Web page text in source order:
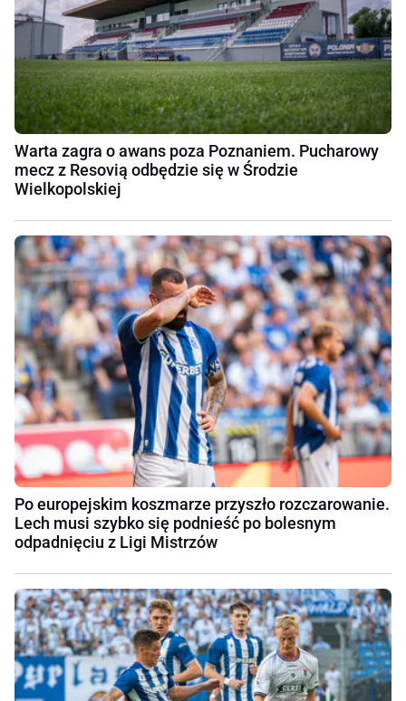
Warta zagra o awans poza Poznaniem. Pucharowy
mecz z Resovią odbędzie się w Środzie
Wielkopolskiej
Po europejskim koszmarze przyszło rozczarowanie.
Lech musi szybko się podnieść po bolesnym
odpadnięciu z Ligi Mistrzów